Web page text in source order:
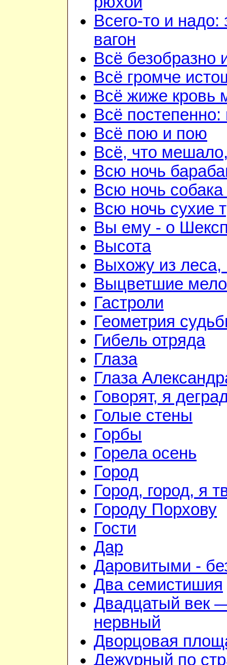
Всего-то и надо:
вагон
Всё безобразно
Всё громче
Всё жиже кровь
Всё постепенно:
Всё пою и пою
Всё, что
Всю ночь
Всю ночь
Всю ночь сухие
Вы ему - о
Высота
Выхожу из леса,
Выцветшие
Гастроли
Геометрия
Гибель отряда
Глаза
Глаза
Говорят, я
Голые стены
Горбы
Горела осень
Город
Город, город, я
Городу Порхову
Гости
Дар
Даровитыми -
Два семистишия
Двадцатый век
нервный
Дворцовая
Дежурный по